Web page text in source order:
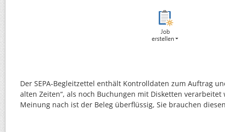
Der SEPA-Begleitzettel enthält Kontrolldaten zum Auftrag
alten Zeiten“, als noch Buchungen mit Disketten
Meinung nach ist der Beleg überflüssig, Sie brauchen